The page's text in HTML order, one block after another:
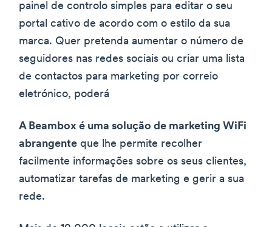
painel de controlo simples para editar o seu
portal cativo de acordo com o estilo da sua
marca. Quer pretenda aumentar o número de
seguidores nas redes sociais ou criar uma lista
de contactos para marketing por correio
eletrónico, poderá
A Beambox é uma solução de marketing WiFi
abrangente que lhe permite recolher
facilmente informações sobre os seus clientes,
automatizar tarefas de marketing e gerir a sua
rede.